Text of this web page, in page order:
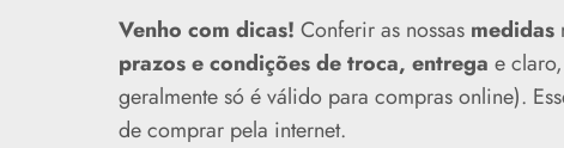
Venho com dicas! Conferir as nossas medidas
prazos e condições de troca, entrega e
geralmente só é válido para compras online).
de comprar pela internet.